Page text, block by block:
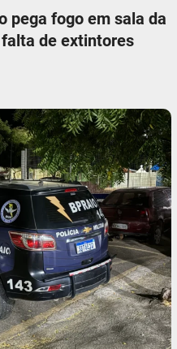
pega fogo em sala da
falta de extintores